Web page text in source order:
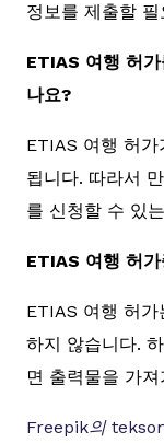
정보를 제출할
ETIAS 여행 허
나요?
ETIAS 여행 허가
됩니다. 따라서
를 신청할 수 있
ETIAS 여행 허
ETIAS 여행 허
하지 않습니다.
면 출력물을 가
Freepik의